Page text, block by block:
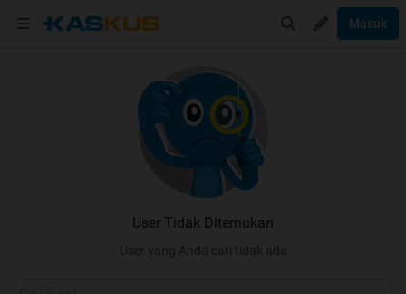
Masuk
User Tidak Ditemukan
User yang Anda cari tidak ada